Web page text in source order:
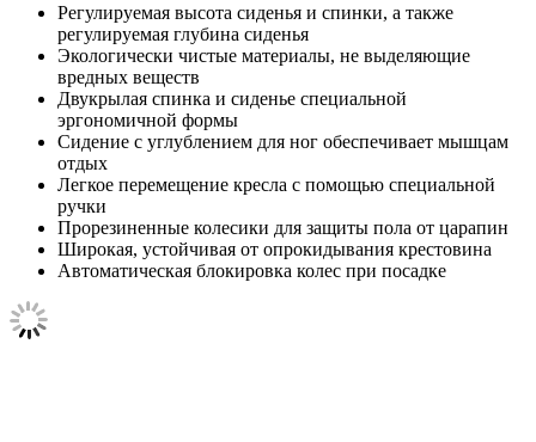
Регулируемая высота сиденья и спинки, а также
регулируемая глубина сиденья
Экологически чистые материалы, не выделяющие
вредных веществ
Двукрылая спинка и сиденье специальной
эргономичной формы
Сидение с углублением для ног обеспечивает мышцам
отдых
Легкое перемещение кресла с помощью специальной
ручки
Прорезиненные колесики для защиты пола от царапин
Широкая, устойчивая от опрокидывания крестовина
Автоматическая блокировка колес при посадке